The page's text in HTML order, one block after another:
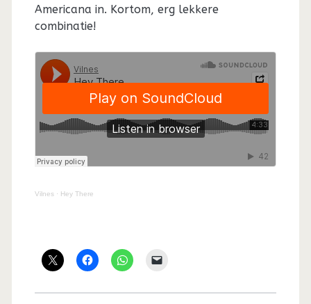
Americana in. Kortom, erg lekkere
combinatie!
Vilnes· Hey There